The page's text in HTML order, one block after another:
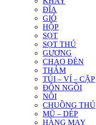
ĐĨA
GIỎ
HỘP
SỌT
SỌT THÚ
GƯƠNG
CHAO ĐÈN
THẢM
TÚI – VÍ – CẶP
ĐÔN NGỒI
NÔI
CHUỒNG THÚ
MŨ – DÉP
HÀNG MAY